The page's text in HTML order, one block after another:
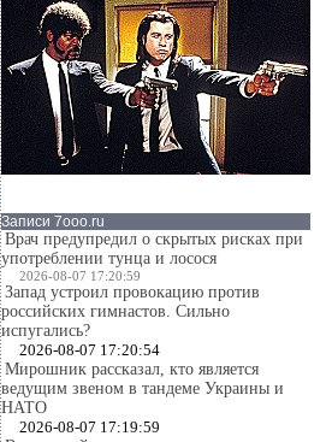
Записи 7ooo.ru
Врач предупредил о скрытых рисках при
употреблении тунца и лосося
2026-08-07 17:20:59
Запад устроил провокацию против
российских гимнастов. Сильно
испугались?
2026-08-07 17:20:54
Мирошник рассказал, кто является
ведущим звеном в тандеме Украины и
НАТО
2026-08-07 17:19:59